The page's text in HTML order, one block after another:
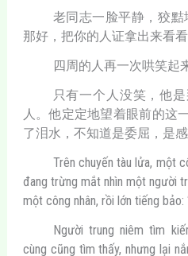
老同志一脸平静，狡黠
那好，把你的人证拿出来看看
四周的人再一次哄笑起
只有一个人没笑，他
人。他定定地望着眼前的这
了泪水，不知道是委屈，是感
Trên chuyến tàu lửa, một
đang trừng mắt nhìn một người
một công nhân, rồi lớn tiếng bảo:
Người trung niêm tìm
cùng cũng tìm thấy, nhưng lại